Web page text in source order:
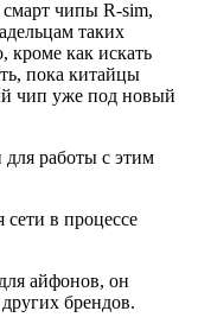
смарт чипы R-sim,
таких
кроме как искать
пока китайцы
чип уже под новый
работы с этим
в процессе
айфонов, он
брендов.